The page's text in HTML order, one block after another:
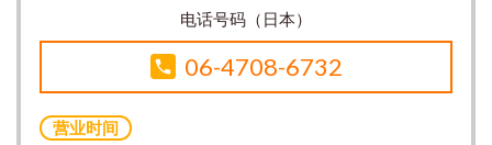
电话号码（日本）
06-4708-6732
营业时间